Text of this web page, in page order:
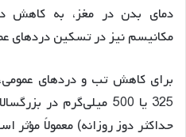
دمای بدن در مغز، به کاهش
مکانیسم نیز در تسکین دردهای
برای کاهش تب و دردهای عمومی،
حداکثر دوز روزانه) معمولاً مؤثر